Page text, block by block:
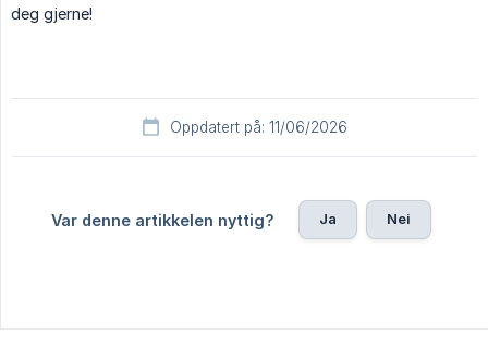
deg gjerne!
Oppdatert på: 11/06/2026
Var denne artikkelen nyttig? Ja Nei